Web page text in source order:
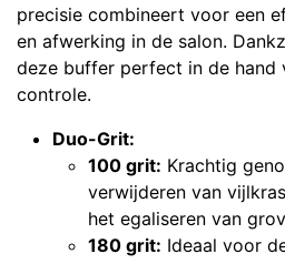
precisie combineert voor een
en afwerking in de salon.
deze buffer perfect in de hand
controle.
Duo-Grit:
100 grit: Krachtig
verwijderen van
het egaliseren van
180 grit: Ideaal voor